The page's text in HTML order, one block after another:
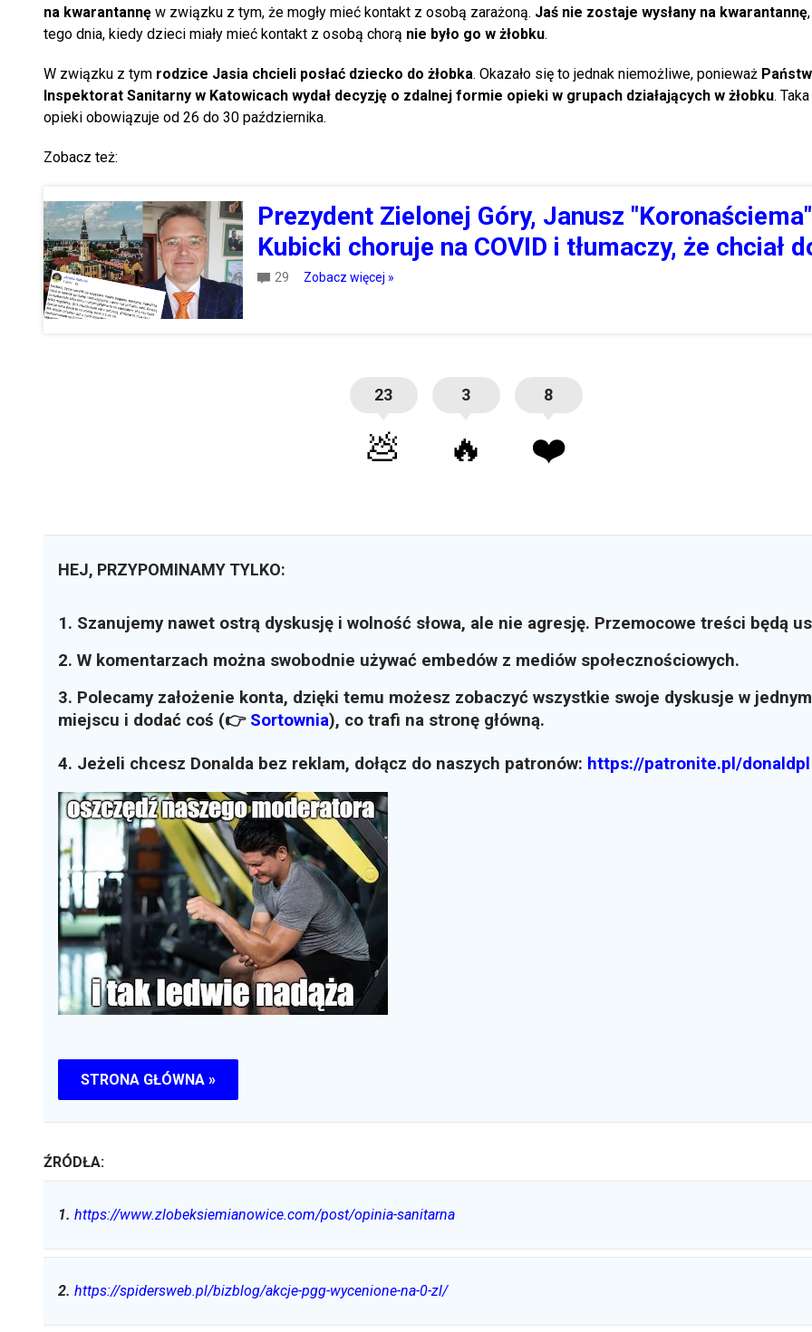
na kwarantannę w związku z tym, że mogły mieć kontakt z osobą zarażoną. Jaś nie zostaje wysłany na kwarantannę
tego dnia, kiedy dzieci miały mieć kontakt z osobą chorą nie było go w żłobku.
W związku z tym rodzice Jasia chcieli posłać dziecko do żłobka. Okazało się to jednak niemożliwe, ponieważ
Inspektorat Sanitarny w Katowicach wydał decyzję o zdalnej formie opieki w grupach działających w żłobku.
opieki obowiązuje od 26 do 30 października.
Zobacz też:
Prezydent Zielonej Góry, Janusz "Koronaściema"
Kubicki choruje na COVID i tłumaczy, że chciał
29 Zobacz więcej »
23
💩
3
🔥
8
❤️
HEJ, PRZYPOMINAMY TYLKO:
1. Szanujemy nawet ostrą dyskusję i wolność słowa, ale nie agresję. Przemocowe treści będą
2. W komentarzach można swobodnie używać embedów z mediów społecznościowych.
3. Polecamy założenie konta, dzięki temu możesz zobaczyć wszystkie swoje dyskusje w jednym
miejscu i dodać coś (👉 Sortownia), co trafi na stronę główną.
4. Jeżeli chcesz Donalda bez reklam, dołącz do naszych patronów: https://patronite.pl/donaldpl
STRONA GŁÓWNA »
ŹRÓDŁA:
1. https://www.zlobeksiemianowice.com/post/opinia-sanitarna
2. https://spidersweb.pl/bizblog/akcje-pgg-wycenione-na-0-zl/